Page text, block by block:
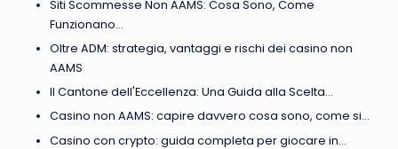
Siti Scommesse Non AAMS: Cosa Sono, Come
Funzionano…
Oltre ADM: strategia, vantaggi e rischi dei casino non
AAMS
Il Cantone dell'Eccellenza: Una Guida alla Scelta…
Casino non AAMS: capire davvero cosa sono, come si…
Casino con crypto: guida completa per giocare in…